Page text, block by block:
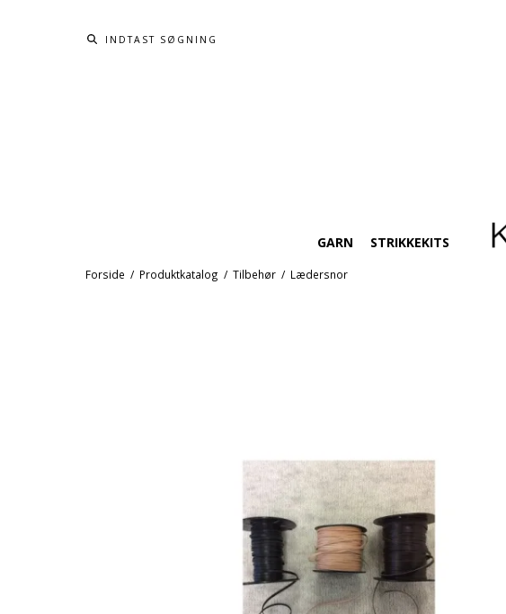
GARN STRIKKEKITS
Forside / Produktkatalog / Tilbehør / Lædersnor